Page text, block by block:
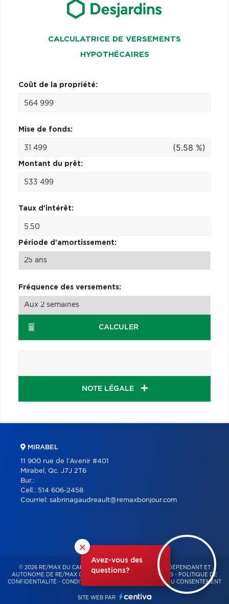
CALCULATRICE DE VERSEMENTS
HYPOTHÉCAIRES
Coût de la propriété:
Mise de fonds:
(5.58 %)
Montant du prêt:
Taux d'intérêt:
Période d'amortissement:
Fréquence des versements:
CALCULER
NOTE LÉGALE
×
Avez-vous des
questions?
MIRABEL
11 900 rue de l'Avenir #401
Mirabel, Qc. J7J 2T6
Bur.:
Cell.: 514 606-2458
Courriel: sabrinagaudreault@remaxbonjour.com
© 2026 RE/MAX DU CARTIER BONJOUR – FRANCHISÉ INDÉPENDANT ET
AUTONOME DE RE/MAX QUÉBEC – TOUS DROITS RÉSERVÉS - POLITIQUE DE
CONFIDENTIALITÉ - CONDITIONS D'UTILISATION GESTION DU CONSENTEMENT
SITE WEB PAR